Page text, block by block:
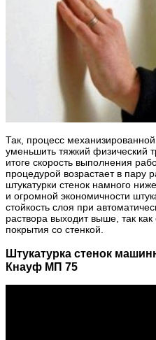
Так, процесс
уменьшить тяжкий физический
итоге скорость выполнения
процедурой возрастает в пару
штукатурки стенок намного
и огромной экономичности
стойкость слоя при
раствора выходит выше, так
покрытия со стенкой.
Штукатурка стенок
Кнауф МП 75